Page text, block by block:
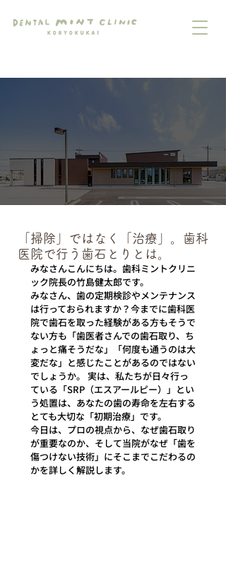
「掃除」ではなく「治療」。歯科
医院で行う歯石とりとは。
みなさんこんにちは。歯科ミントクリニ
ック院長の竹島健太郎です。
みなさん、歯の定期検診やメンテナンス
は行っておられますか？今までに歯科医
院で歯石を取った経験がある方もそうで
ない方も「歯医者さんでの歯石取り、ち
ょっと痛そうだな」「何度も通うのは大
変だな」と感じたことがあるのではない
でしょうか。 実は、私たちが日々行っ
ている「SRP（エスアールピー）」とい
う処置は、あなたの歯の寿命を左右する
とても大切な「初期治療」です。
今日は、プロの視点から、なぜ歯石取り
が重要なのか、そして当院がなぜ「歯を
傷つけない技術」にそこまでこだわるの
かを詳しく解説します。